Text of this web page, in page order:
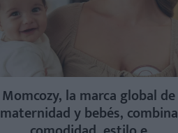
Momcozy, la marca global de
maternidad y bebés, combina